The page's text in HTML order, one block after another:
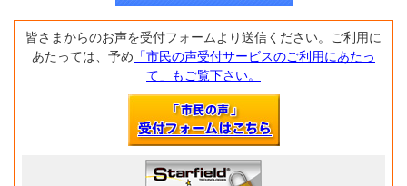
皆さまからのお声を受付フォームより送信ください。ご利用に
あたっては、予め 「市民の声受付サービスのご利用にあたっ
て」もご覧下さい。